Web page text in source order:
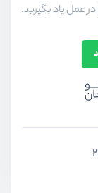
عمل یاد بگیرید.